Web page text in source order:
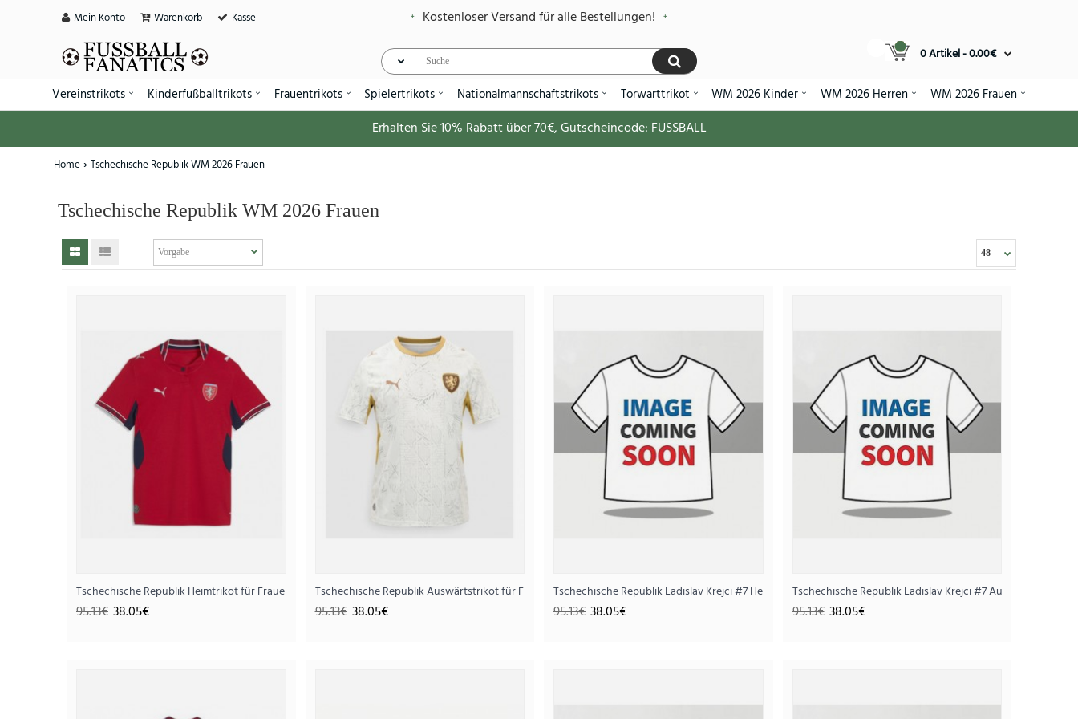
Mein Konto Warenkorb Kasse Kostenloser Versand für alle Bestellungen!
0 Artikel - 0.00€
Vereinstrikots Kinderfußballtrikots Frauentrikots Spielertrikots Nationalmannschaftstrikots Torwarttrikot WM 2026 Kinder WM 2026 Herren WM 2026 Frauen
Erhalten Sie10% Rabatt über70€, Gutscheincode: FUSSBALL
Home Tschechische Republik WM 2026 Frauen
Tschechische Republik WM 2026 Frauen
..
Tschechische Republik Heimtrikot für Frauen WM 2026 Kurzarm
95.13€ 38.05€
Tschechische Republik Auswärtstrikot für Frauen WM 2026 Kurzarm
95.13€ 38.05€
Tschechische Republik Ladislav Krejci #7 Heimtrikot für Frauen WM 2026 Kurzarm
95.13€ 38.05€
Tschechische Republik Ladislav Krejci #7 Auswärtstrikot
95.13€ 38.05€